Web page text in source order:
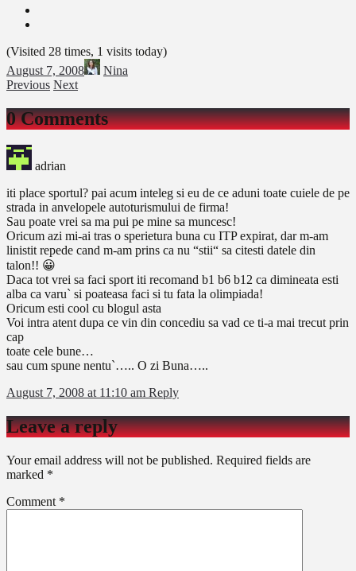
(Visited 28 times, 1 visits today)
August 7, 2008
Nina
Previous Next
0 Comments
adrian
iti place sportul? pai acum inteleg si eu de ce aduni toate cuiele de pe
strada in anvelopele autoturismului de firma!
Sau poate vrei sa ma pui pe mine sa muncesc!
Oricum azi mi-ai tras o sperietura buna cu ITP expirat, dar m-am
linistit repede cand m-am prins ca nu “stii“ sa citesti datele din
talon!! 😀
Daca tot vrei sa faci sport iti recomand b1 b6 b12 ca dimineata esti
alba ca varu` si poateasa faci si tu fata la olimpiada!
Oricum esti cool cu blogul asta
Voi intra atent dupa ce vin din concediu sa vad ce ti-a mai trecut prin
cap
toate cele bune…
sau cum spune nentu`….. O zi Buna…..
August 7, 2008 at 11:10 am Reply
Leave a reply
Your email address will not be published. Required fields are
marked *
Comment *